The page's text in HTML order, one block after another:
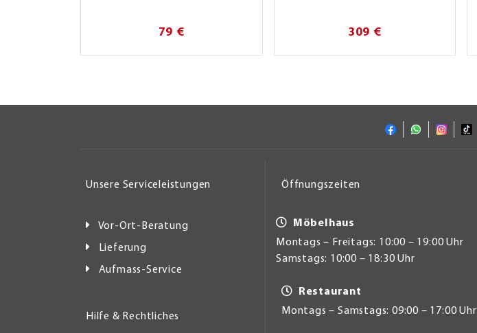
79 € 309 €
Unsere Serviceleistungen
Vor-Ort-Beratung
Lieferung
Aufmass-Service
Hilfe & Rechtliches
Öffnungszeiten
Möbelhaus
Montags – Freitags: 10:00 – 19:00 Uhr
Samstags: 10:00 – 18:30 Uhr
Restaurant
Montags – Samstags: 09:00 – 17:00 Uhr